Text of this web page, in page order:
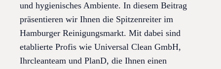
und hygienisches Ambiente. In diesem Beitrag
präsentieren wir Ihnen die Spitzenreiter im
Hamburger Reinigungsmarkt. Mit dabei sind
etablierte Profis wie Universal Clean GmbH,
Ihrcleanteam und PlanD, die Ihnen einen